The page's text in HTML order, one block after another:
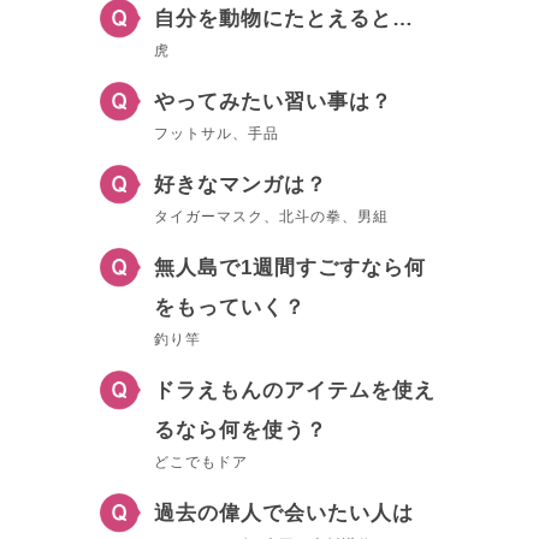
自分を動物にたとえると…
虎
やってみたい習い事は？
フットサル、手品
好きなマンガは？
タイガーマスク、北斗の拳、男組
無人島で1週間すごすなら何
をもっていく？
釣り竿
ドラえもんのアイテムを使え
るなら何を使う？
どこでもドア
過去の偉人で会いたい人は